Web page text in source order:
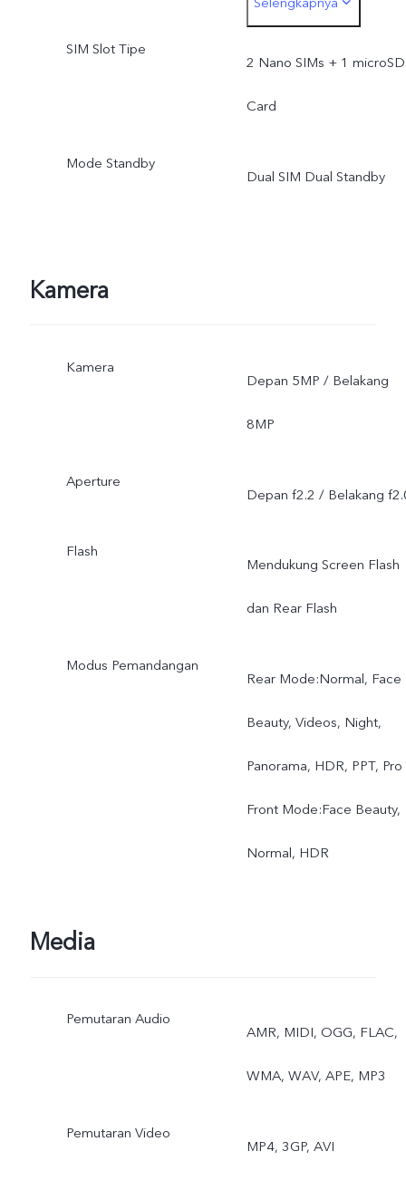
ketentuan dan hukum
berlaku, dukungan
infrastrukstur dan versi
SIM Slot Tipe
2 Nano SIMs + 1 microSD
Card
Mode Standby
Dual SIM Dual Standby
Kamera
Kamera
Depan 5MP / Belakang
8MP
Aperture
Depan f2.2 / Belakang
Flash
Mendukung Screen Flash
dan Rear Flash
Modus Pemandangan
Rear Mode:Normal, Face
Beauty, Videos, Night,
Panorama, HDR, PPT, Pro
Front Mode:Face Beauty,
Normal, HDR
Media
Pemutaran Audio
AMR, MIDI, OGG, FLAC,
WMA, WAV, APE, MP3
Pemutaran Video
MP4, 3GP, AVI